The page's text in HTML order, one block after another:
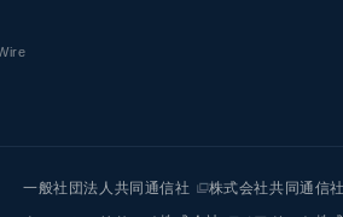
一般社団法人共同通信社 株式会社共同通信社